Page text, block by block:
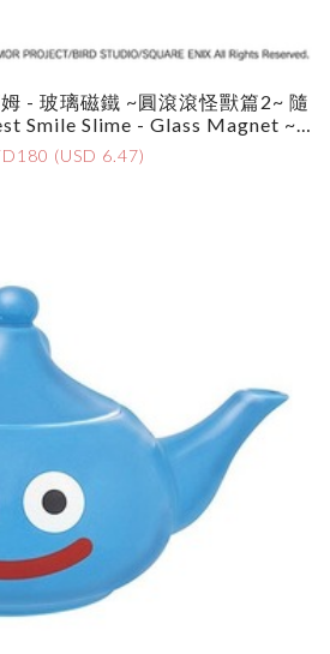
- 玻璃磁鐵 ~圓滾滾怪獸篇2~ 隨
Smile Slime - Glass Magnet ~G
Series 2 - Assortment
(USD 6.47)